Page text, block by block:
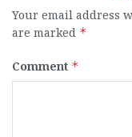
Your email address
are marked *
Comment *